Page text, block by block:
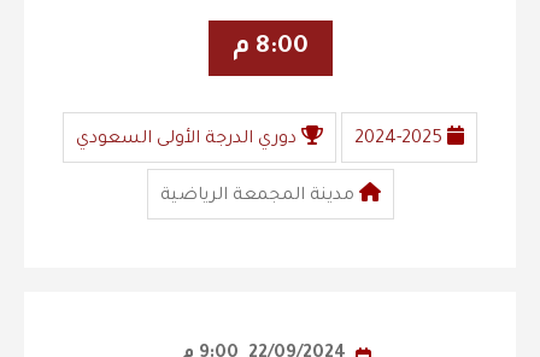
8:00 م
2024-2025 دوري الدرجة الأولى السعودي
مدينة المجمعة الرياضية